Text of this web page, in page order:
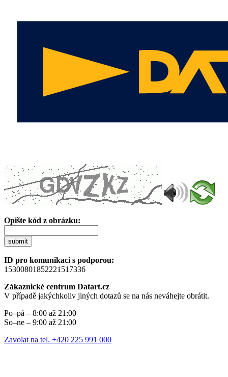
Opište kód z obrázku:
submit
ID pro komunikaci s podporou:
15300801852221517336
Zákaznické centrum Datart.cz
V případě jakýchkoliv jiných dotazů se na nás neváhejte obrátit.
Po–pá – 8:00 až 21:00
So–ne – 9:00 až 21:00
Zavolat na tel. +420 225 991 000